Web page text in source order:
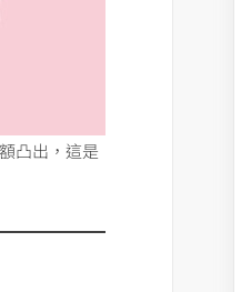
凸出，這是